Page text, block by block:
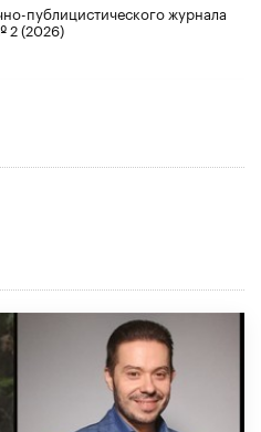
публицистического журнала
2 (2026)